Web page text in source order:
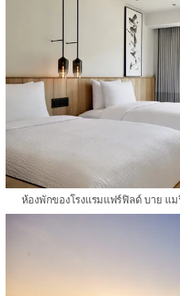
ห้องพักของโรงแรมแฟร์ฟิลด์ บาย แ